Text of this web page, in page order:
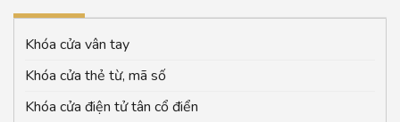
Khóa cửa vân tay
Khóa cửa thẻ từ, mã số
Khóa cửa điện tử tân cổ điển